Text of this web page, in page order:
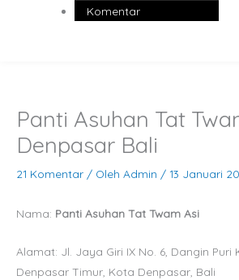
Komentar
Panti Asuhan Tat
Denpasar Bali
21 Komentar / Oleh Admin / 13 Januari
Nama: Panti Asuhan Tat Twam Asi
Alamat: Jl. Jaya Giri IX No. 6, Dangin Puri
Denpasar Timur, Kota Denpasar, Bali